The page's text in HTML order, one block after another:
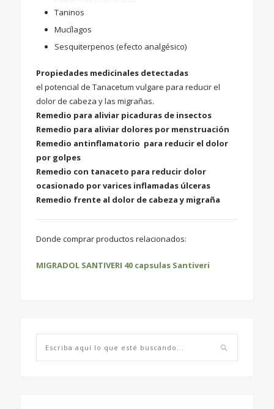
Taninos
Mucílagos
Sesquiterpenos (efecto analgésico)
Propiedades medicinales detectadas
el potencial de Tanacetum vulgare para reducir el
dolor de cabeza y las migrañas.
Remedio para aliviar picaduras de insectos
Remedio para aliviar dolores por menstruación
Remedio antinflamatorio para reducir el dolor
por golpes
Remedio con tanaceto para reducir dolor
ocasionado por varices inflamadas úlceras
Remedio frente al dolor de cabeza y migraña
Donde comprar productos relacionados:
MIGRADOL SANTIVERI 40 capsulas Santiveri